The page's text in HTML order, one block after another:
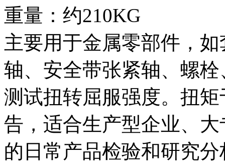
重量：约210KG
主要用于金属零部件，
轴、安全带张紧轴、螺
测试扭转屈服强度。扭
告，适合生产型企业、
的日常产品检验和研究分